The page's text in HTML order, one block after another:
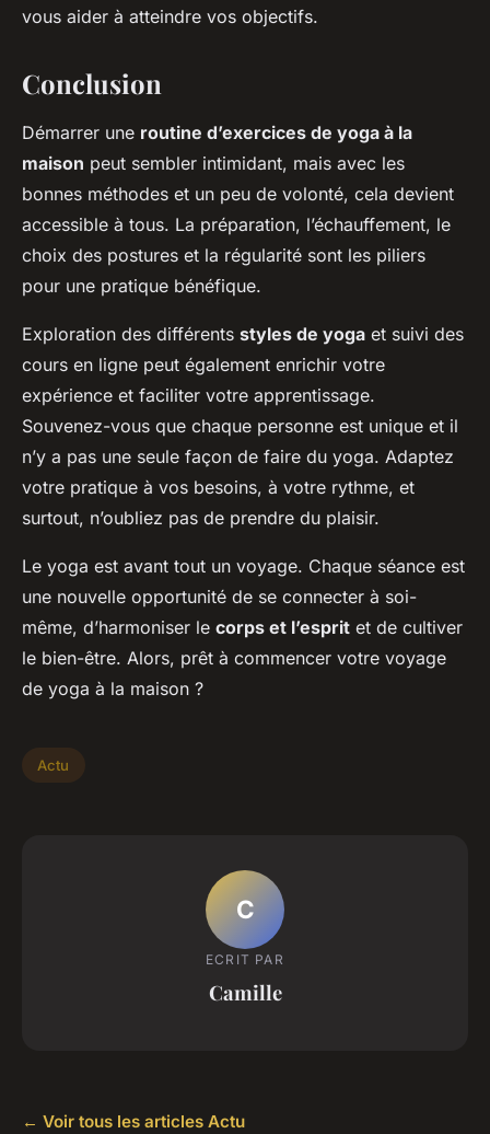
vous aider à atteindre vos objectifs.
Conclusion
Démarrer une routine d’exercices de yoga à la
maison peut sembler intimidant, mais avec les
bonnes méthodes et un peu de volonté, cela devient
accessible à tous. La préparation, l’échauffement, le
choix des postures et la régularité sont les piliers
pour une pratique bénéfique.
Exploration des différents styles de yoga et suivi des
cours en ligne peut également enrichir votre
expérience et faciliter votre apprentissage.
Souvenez-vous que chaque personne est unique et il
n’y a pas une seule façon de faire du yoga. Adaptez
votre pratique à vos besoins, à votre rythme, et
surtout, n’oubliez pas de prendre du plaisir.
Le yoga est avant tout un voyage. Chaque séance est
une nouvelle opportunité de se connecter à soi-
même, d’harmoniser le corps et l’esprit et de cultiver
le bien-être. Alors, prêt à commencer votre voyage
de yoga à la maison ?
Actu
C
ECRIT PAR
Camille
← Voir tous les articles Actu